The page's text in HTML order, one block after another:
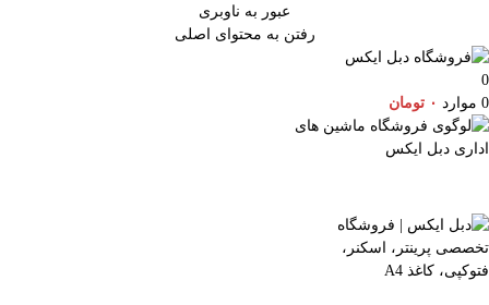
عبور به ناوبری
رفتن به محتوای اصلی
0
0 موارد ۰ تومان